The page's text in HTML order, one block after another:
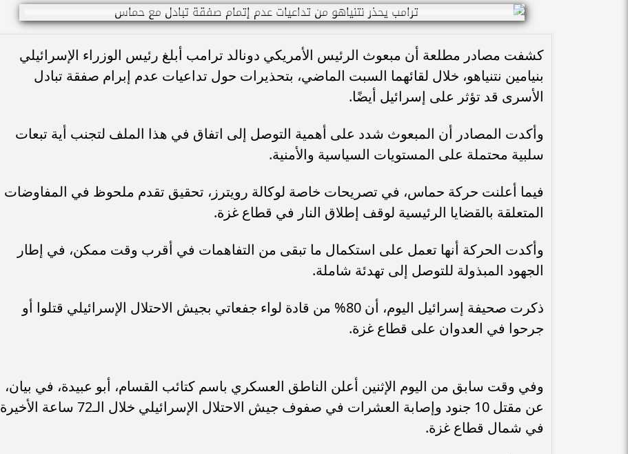
كشفت مصادر مطلعة أن مبعوث الرئيس الأمريكي دونالد ترامب أبلغ رئيس الوزراء الإسرائيلي
بنيامين نتنياهو، خلال لقائهما السبت الماضي، بتحذيرات حول تداعيات عدم إبرام صفقة تبادل
الأسرى قد تؤثر على إسرائيل أيضًا.
وأكدت المصادر أن المبعوث شدد على أهمية التوصل إلى اتفاق في هذا الملف لتجنب أية تبعات
سلبية محتملة على المستويات السياسية والأمنية.
فيما أعلنت حركة حماس، في تصريحات خاصة لوكالة رويترز، تحقيق تقدم ملحوظ في المفاوضات
المتعلقة بالقضايا الرئيسية لوقف إطلاق النار في قطاع غزة.
وأكدت الحركة أنها تعمل على استكمال ما تبقى من التفاهمات في أقرب وقت ممكن، في إطار
الجهود المبذولة للتوصل إلى تهدئة شاملة.
ذكرت صحيفة إسرائيل اليوم، أن 80% من قادة لواء جفعاتي بجيش الاحتلال الإسرائيلي قتلوا أو
جرحوا في العدوان على قطاع غزة.
وفي وقت سابق من اليوم الإثنين أعلن الناطق العسكري باسم كتائب القسام، أبو عبيدة، في بيان،
عن مقتل 10 جنود وإصابة العشرات في صفوف جيش الاحتلال الإسرائيلي خلال الـ72 ساعة الأخيرة
في شمال قطاع غزة.